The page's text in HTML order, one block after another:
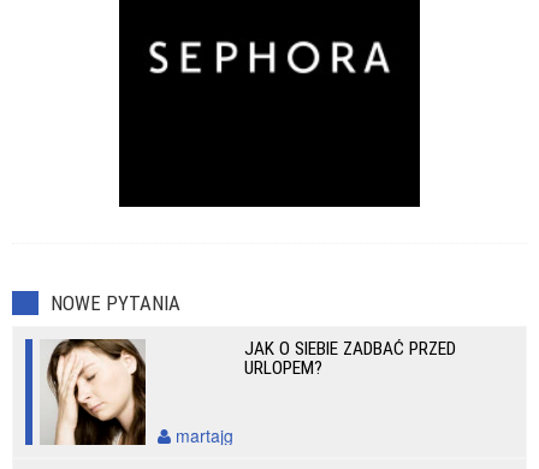
NOWE PYTANIA
JAK O SIEBIE ZADBAĆ PRZED
URLOPEM?
martajg